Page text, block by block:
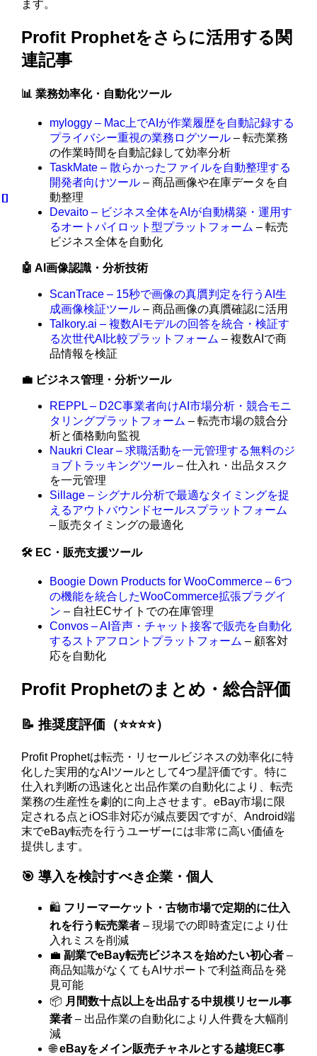
ます。
Profit Prophetをさらに活用する関
連記事
📊 業務効率化・自動化ツール
myloggy – Mac上でAIが作業履歴を自動記録する
プライバシー重視の業務ログツール – 転売業務
の作業時間を自動記録して効率分析
TaskMate – 散らかったファイルを自動整理する
開発者向けツール – 商品画像や在庫データを自
動整理
Devaito – ビジネス全体をAIが自動構築・運用す
るオートパイロット型プラットフォーム – 転売
ビジネス全体を自動化
🤖 AI画像認識・分析技術
ScanTrace – 15秒で画像の真贋判定を行うAI生
成画像検証ツール – 商品画像の真贋確認に活用
Talkory.ai – 複数AIモデルの回答を統合・検証す
る次世代AI比較プラットフォーム – 複数AIで商
品情報を検証
💼 ビジネス管理・分析ツール
REPPL – D2C事業者向けAI市場分析・競合モニ
タリングプラットフォーム – 転売市場の競合分
析と価格動向監視
Naukri Clear – 求職活動を一元管理する無料のジ
ョブトラッキングツール – 仕入れ・出品タスク
を一元管理
Sillage – シグナル分析で最適なタイミングを捉
えるアウトバウンドセールスプラットフォーム
– 販売タイミングの最適化
🛠️ EC・販売支援ツール
Boogie Down Products for WooCommerce – 6つ
の機能を統合したWooCommerce拡張プラグイ
ン – 自社ECサイトでの在庫管理
Convos – AI音声・チャット接客で販売を自動化
するストアフロントプラットフォーム – 顧客対
応を自動化
Profit Prophetのまとめ・総合評価
📝 推奨度評価（⭐️⭐️⭐️⭐️）
Profit Prophetは転売・リセールビジネスの効率化に特
化した実用的なAIツールとして4つ星評価です。特に
仕入れ判断の迅速化と出品作業の自動化により、転売
業務の生産性を劇的に向上させます。eBay市場に限
定される点とiOS非対応が減点要因ですが、Android端
末でeBay転売を行うユーザーには非常に高い価値を
提供します。
🎯 導入を検討すべき企業・個人
🛍️ フリーマーケット・古物市場で定期的に仕入
れを行う転売業者 – 現場での即時査定により仕
入れミスを削減
💼副業でeBay転売ビジネスを始めたい初心者 –
商品知識がなくてもAIサポートで利益商品を発
見可能
📦 月間数十点以上を出品する中規模リセール事
業者 – 出品作業の自動化により人件費を大幅削
減
🌐eBayをメイン販売チャネルとする越境EC事